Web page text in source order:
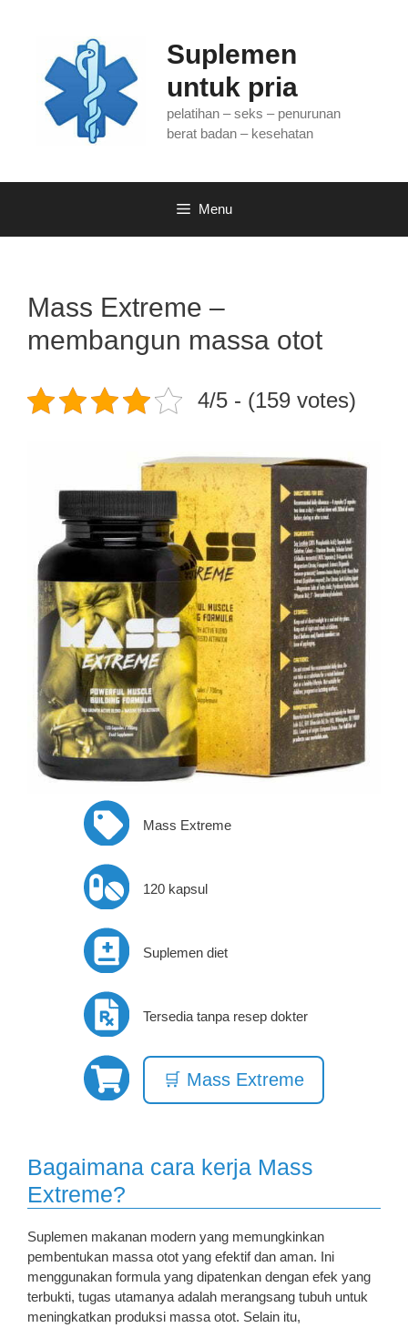
Suplemen
untuk pria
pelatihan – seks – penurunan
berat badan – kesehatan
Menu
Mass Extreme –
membangun massa otot
4/5 - (159 votes)
Mass Extreme
120 kapsul
Suplemen diet
Tersedia tanpa resep dokter
🛒 Mass Extreme
Bagaimana cara kerja Mass
Extreme?
Suplemen makanan modern yang memungkinkan
pembentukan massa otot yang efektif dan aman. Ini
menggunakan formula yang dipatenkan dengan efek yang
terbukti, tugas utamanya adalah merangsang tubuh untuk
meningkatkan produksi massa otot. Selain itu,